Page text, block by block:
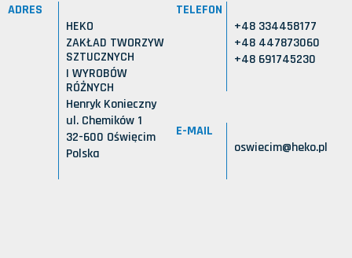
ADRES
HEKO
ZAKŁAD TWORZYW
SZTUCZNYCH
I WYROBÓW
RÓŻNYCH
Henryk Konieczny
ul. Chemików 1
32-600 Oświęcim
Polska
TELEFON
+48 334458177
+48 447873060
+48 691745230
E-MAIL
oswiecim@heko.pl